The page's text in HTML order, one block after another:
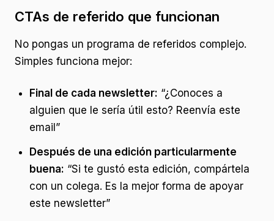
CTAs de referido que funcionan
No pongas un programa de referidos complejo.
Simples funciona mejor:
Final de cada newsletter: “¿Conoces a
alguien que le sería útil esto? Reenvía este
email”
Después de una edición particularmente
buena: “Si te gustó esta edición, compártela
con un colega. Es la mejor forma de apoyar
este newsletter”